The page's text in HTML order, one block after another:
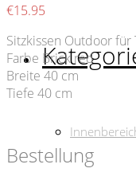
€15.95
Sitzkissen Outdoor für
Farbe Brick red
Breite 40 cm
Tiefe 40 cm
Bestellung